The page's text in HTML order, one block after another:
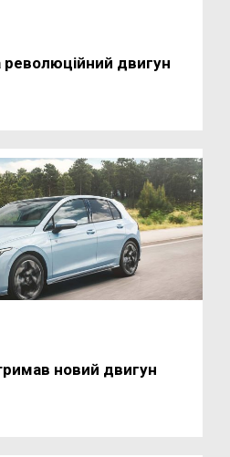
двигун
новий двигун